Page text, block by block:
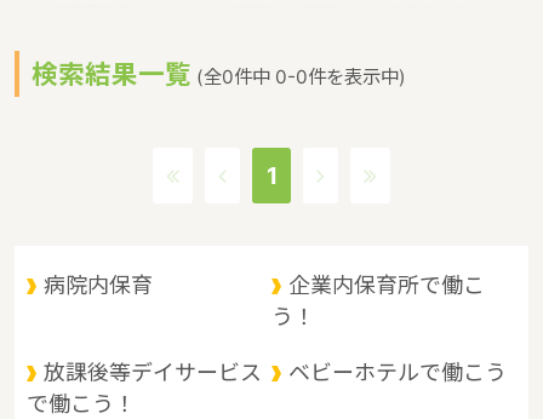
に関する取り組みを行っています。
岡山県の政令指定都市は岡山市、人口は1910139人（2017/5/1現
町村は27。岡山県の家賃相場：5.6万円（2017年10月賃貸住宅 D-
接。南は瀬戸内海を臨んで四国に、北は山陰地方と接しており、 中
四国地方の交通の要衝として古くから重要な位置にあります。県北
部は、中国山地と盆地、中部は吉備高原などの丘陵地、南部は平野
に大きく分けられます。 県北部は山と温泉に、南部は穏やかな海と
多島美に恵まれているというような特徴があるエリアです。
検索結果一覧 (全0件中 0-0件を表示中)
1
病院内保育
企業内保育所で働こ
う！
放課後等デイサービス
で働こう！
ベビーホテルで働こう